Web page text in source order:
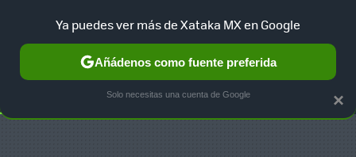
SELECCIÓN GAMING HOME AUTO TERRITORIO
×
Ya puedes ver más de Xataka MX en Google
Añádenos como fuente preferida
Solo necesitas una cuenta de Google